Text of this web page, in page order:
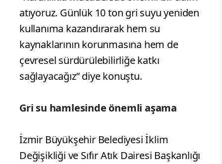
atıyoruz. Günlük 10 ton gri suyu yeniden
kullanıma kazandırarak hem su
kaynaklarının korunmasına hem de
çevresel sürdürülebilirliğe katkı
sağlayacağız” diye konuştu.
Gri su hamlesinde önemli aşama
İzmir Büyükşehir Belediyesi İklim
Değişikliği ve Sıfır Atık Dairesi Başkanlığı